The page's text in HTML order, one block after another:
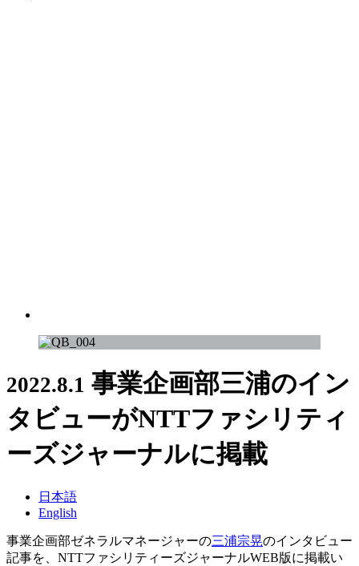
2022.8.1 事業企画部三浦のイン
タビューがNTTファシリティ
ーズジャーナルに掲載
日本語
English
事業企画部ゼネラルマネージャーの三浦宗晃のインタビュー
記事を、NTTファシリティーズジャーナルWEB版に掲載い